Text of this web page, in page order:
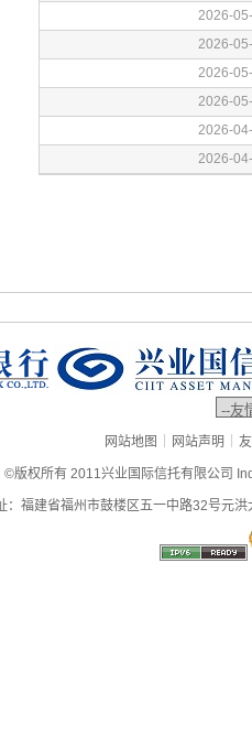
网站地图 | 网站声明 |
©版权所有 2011兴业国际信托有限公司
：福建省福州市鼓楼区五一中路32号元